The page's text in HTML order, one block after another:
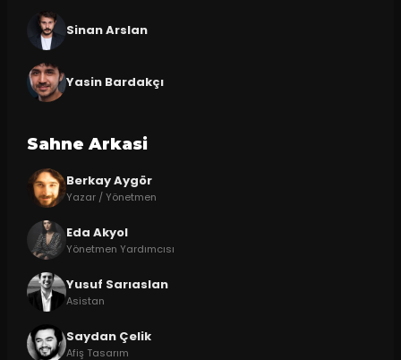
Sinan Arslan
Yasin Bardakçı
Sahne Arkasi
Berkay Aygör
Yazar / Yönetmen
Eda Akyol
Yönetmen Yardımcısı
Yusuf Sarıaslan
Asistan
Saydan Çelik
Afiş Tasarım